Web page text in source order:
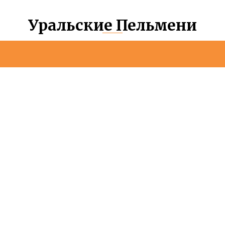
Уральские Пельмени